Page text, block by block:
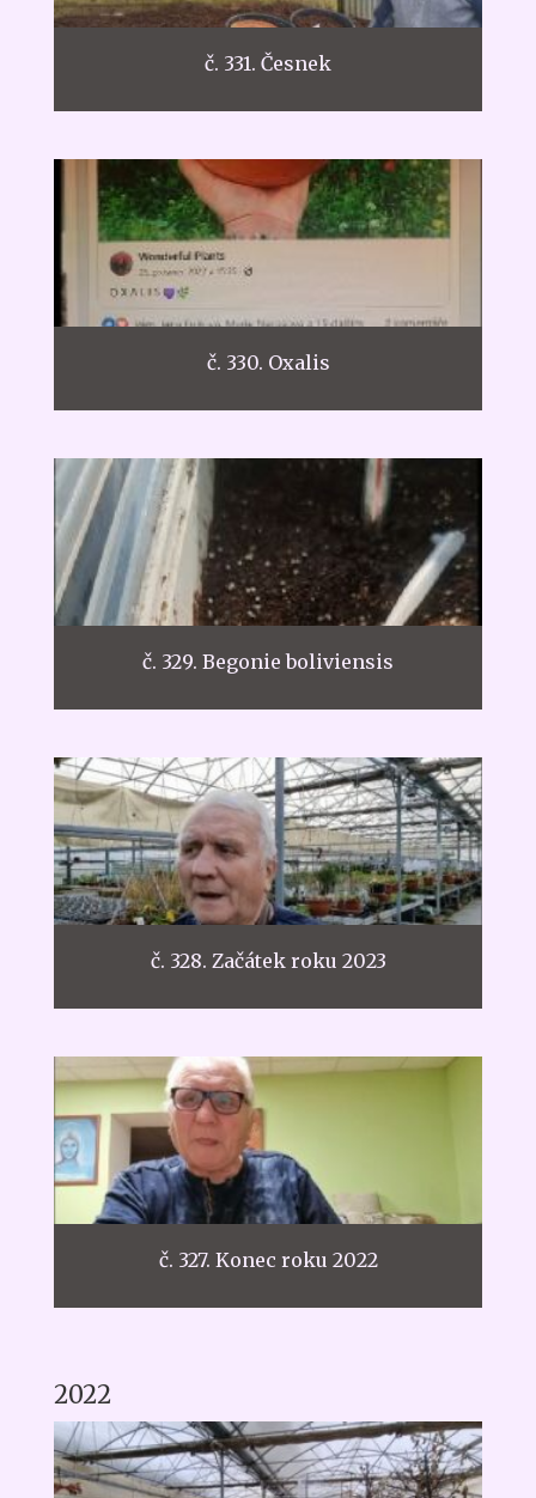
č. 331. Česnek
č. 330. Oxalis
č. 329. Begonie boliviensis
č. 328. Začátek roku 2023
č. 327. Konec roku 2022
2022